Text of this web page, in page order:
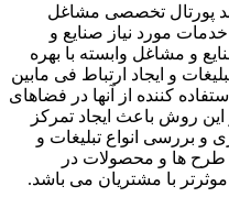
پورتال تخصصی مشاغل
مورد نیاز صنایع و
و مشاغل وابسته با بهره
و ایجاد ارتباط فی مابین
کننده از آنها در فضاهای
این روش باعث ایجاد تمرکز
و بررسی انواع تبلیغات و
طرح ها و محصولات در
با مشتریان می باشد.